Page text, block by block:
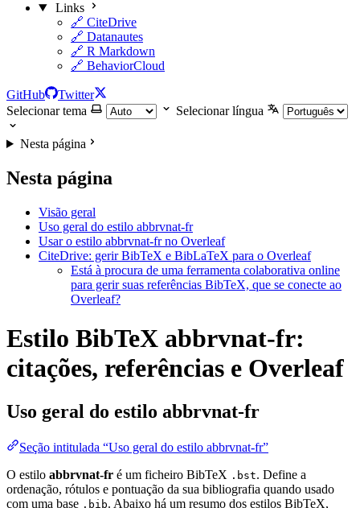
Links
🔗 CiteDrive
🔗 Datanautes
🔗 R Markdown
🔗 BehaviorCloud
GitHub
Twitter
Selecionar tema
Selecionar língua
Nesta página
Nesta página
Visão geral
Uso geral do estilo abbrvnat-fr
Usar o estilo abbrvnat-fr no Overleaf
CiteDrive: gerir BibTeX e BibLaTeX para o Overleaf
Está à procura de uma ferramenta colaborativa online
para gerir suas referências BibTeX, que se conecte ao
Overleaf?
Estilo BibTeX abbrvnat-fr:
citações, referências e Overleaf
Uso geral do estilo abbrvnat-fr
Seção intitulada “Uso geral do estilo abbrvnat-fr”
O estilo abbrvnat-fr é um ficheiro BibTeX .bst. Define a
ordenação, rótulos e pontuação da sua bibliografia quando usado
com uma base .bib. Abaixo há um resumo dos estilos BibTeX,